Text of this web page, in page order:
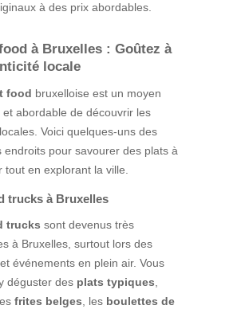
à des prix abordables.
à Bruxelles : Goûtez à
locale
food bruxelloise est un moyen
et abordable de découvrir les
Voici quelques-uns des
endroits pour savourer des plats à
tout en explorant la ville.
trucks à Bruxelles
trucks sont devenus très
à Bruxelles, surtout lors des
événements en plein air. Vous
déguster des plats typiques
frites belges , les boulettes de